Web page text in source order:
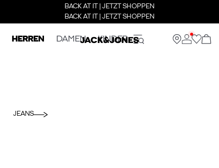
BACK AT IT | JETZT SHOPPEN
BACK AT IT | JETZT SHOPPEN
HERREN DAMEN KINDER
JEANS